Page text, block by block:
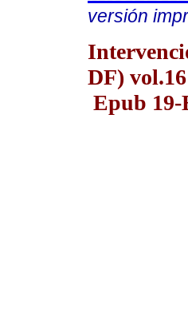
versión
DF)
Epub 19-